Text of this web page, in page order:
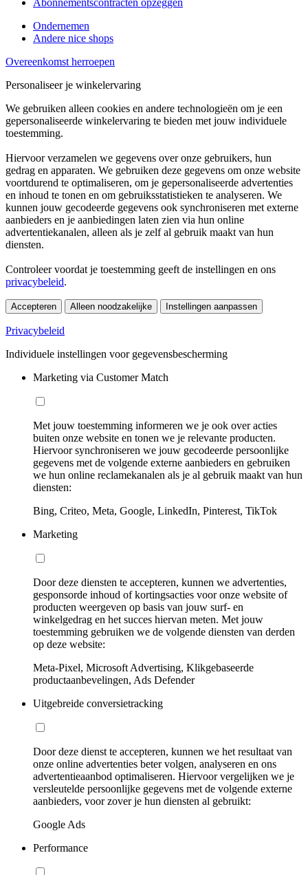
Abonnementscontracten opzeggen
Ondernemen
Andere nice shops
Overeenkomst herroepen
Personaliseer je winkelervaring
We gebruiken alleen cookies en andere technologieën om je een
gepersonaliseerde winkelervaring te bieden met jouw individuele
toestemming.
Hiervoor verzamelen we gegevens over onze gebruikers, hun
gedrag en apparaten. We gebruiken deze gegevens om onze website
voortdurend te optimaliseren, om je gepersonaliseerde advertenties
en inhoud te tonen en om gebruiksstatistieken te analyseren. We
kunnen jouw gecodeerde gegevens ook synchroniseren met externe
aanbieders en je aanbiedingen laten zien via hun online
advertentiekanalen, alleen als je zelf al gebruik maakt van hun
diensten.
Controleer voordat je toestemming geeft de instellingen en ons
privacybeleid.
Accepteren Alleen noodzakelijke Instellingen aanpassen
Privacybeleid
Individuele instellingen voor gegevensbescherming
Marketing via Customer Match
Met jouw toestemming informeren we je ook over acties
buiten onze website en tonen we je relevante producten.
Hiervoor synchroniseren we jouw gecodeerde persoonlijke
gegevens met de volgende externe aanbieders en gebruiken
we hun online reclamekanalen als je al gebruik maakt van hun
diensten:
Bing, Criteo, Meta, Google, LinkedIn, Pinterest, TikTok
Marketing
Door deze diensten te accepteren, kunnen we advertenties,
gesponsorde inhoud of kortingsacties voor onze website of
producten weergeven op basis van jouw surf- en
winkelgedrag en het succes hiervan meten. Met jouw
toestemming gebruiken we de volgende diensten van derden
op deze website:
Meta-Pixel, Microsoft Advertising, Klikgebaseerde
productaanbevelingen, Ads Defender
Uitgebreide conversietracking
Door deze dienst te accepteren, kunnen we het resultaat van
onze online advertenties beter volgen, analyseren en ons
advertentieaanbod optimaliseren. Hiervoor vergelijken we je
versleutelde persoonlijke gegevens met de volgende externe
aanbieders, voor zover je hun diensten al gebruikt:
Google Ads
Performance